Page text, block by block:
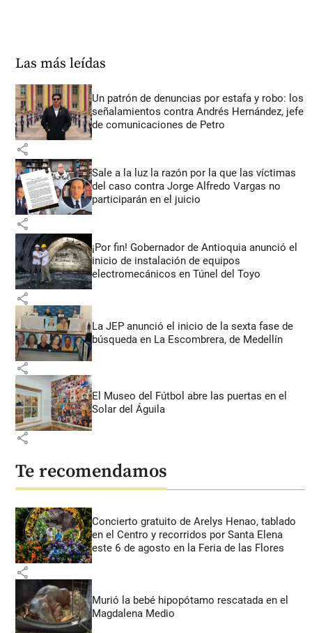
Las más leídas
Un patrón de denuncias por estafa y robo: los
señalamientos contra Andrés Hernández, jefe
de comunicaciones de Petro
share
Sale a la luz la razón por la que las víctimas
del caso contra Jorge Alfredo Vargas no
participarán en el juicio
share
¡Por fin! Gobernador de Antioquia anunció el
inicio de instalación de equipos
electromecánicos en Túnel del Toyo
share
La JEP anunció el inicio de la sexta fase de
búsqueda en La Escombrera, de Medellín
share
El Museo del Fútbol abre las puertas en el
Solar del Águila
share
Te recomendamos
Concierto gratuito de Arelys Henao, tablado
en el Centro y recorridos por Santa Elena
este 6 de agosto en la Feria de las Flores
share
Murió la bebé hipopótamo rescatada en el
Magdalena Medio